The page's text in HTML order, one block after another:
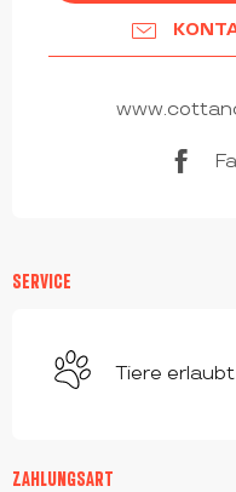
SERVICE
Tiere erlaubt
ZAHLUNGSART